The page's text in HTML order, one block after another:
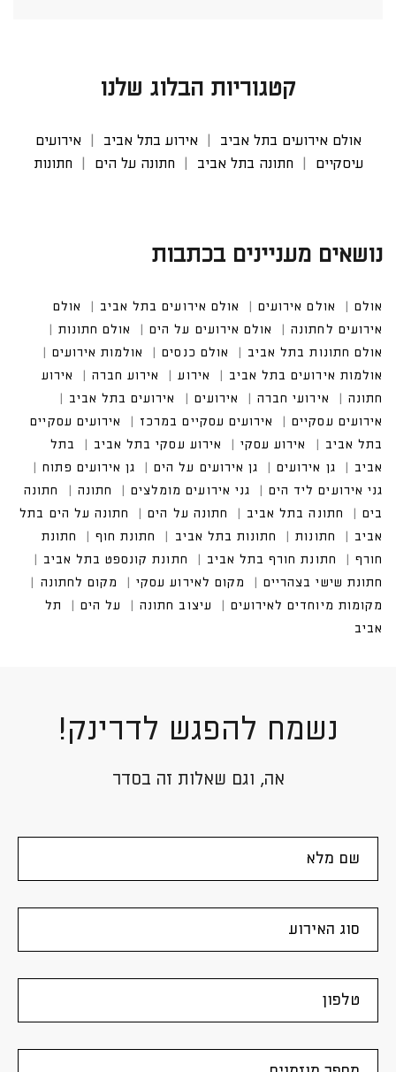
קטגוריות הבלוג שלנו
אולם אירועים בתל אביב אירוע בתל אביב
אירועים
עיסקיים
חתונה בתל אביב חתונה על הים חתונות
נושאים מעניינים בכתבות
אולם אולם אירועים אולם אירועים בתל אביב
אולם אי
רועים לחתונה
אולם אירועים על הים
אולם חתונות
אולם חתונות בתל אביב
אולם כנסים
אולמות אירועים
אולמות אירועים בתל אביב
אירועים בתל אביב
אירועים עסקיים במרכז
אירועים עסקיים בתל אביב
נשמח להפגש לדרינק!
אה, וגם שאלות זה בסדר